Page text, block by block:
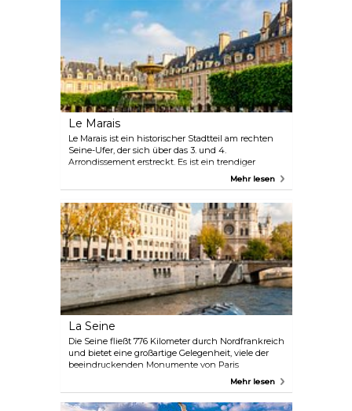
Aussichtsplattform in der 56. Etage hat man einen
ungehinderten Blick auf berühmte Wahrzeichen
wie den Eiffelturm, das Louvre und Notre-Dame. Mit
dem modernen Design und der schnellen Fahrt
mit dem Aufzug bietet das Montparnasse-
Hochhaus einen alternativen Aussichtspunkt für
alle, die ein beeindruckendes Pariser Erlebnis
jenseits des traditionellen Stadtbildes suchen.
Le Marais
Le Marais ist ein historischer Stadtteil am rechten
Seine-Ufer, der sich über das 3. und 4.
Arrondissement erstreckt. Es ist ein trendiger
Stadtteil mit schöner Architektur aus dem 17.
vielen Museen, Kunstgalerien, angesagten
Boutiquen, sein lebhaftes Nachtleben, zahlreiche
koschere Restaurants und historische Stätten wie
den ältesten Platz von Paris, den Place des Vosges,
wo sich das Musée Victor Hugo befindet, wo der
Schriftsteller einst wohnte.
Mehr lesen
La Seine
Die Seine fließt 776 Kilometer durch Nordfrankreich
und bietet eine großartige Gelegenheit, viele der
beeindruckenden Monumente von Paris
kennenzulernen, während Sie eine Bootsfahrt
romantische Kreuzfahrt für Paare oder eine
Mehr lesen